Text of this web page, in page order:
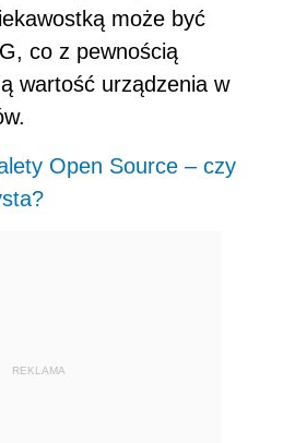
może być
co z pewnością
wartość urządzenia w
Open Source – czy
REKLAMA